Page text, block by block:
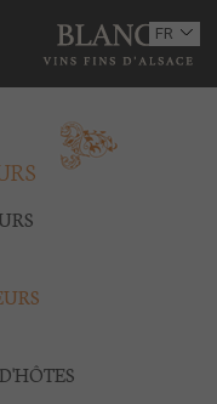
FR
EN